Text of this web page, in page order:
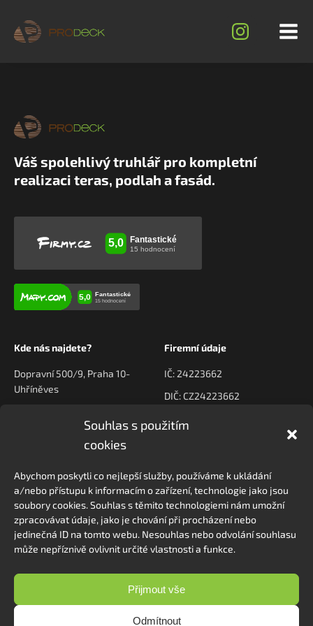
Souhlas s použitím
cookies
Abychom poskytli co nejlepší služby, používáme k ukládání
a/nebo přístupu k informacím o zařízení, technologie jako jsou
soubory cookies. Souhlas s těmito technologiemi nám umožní
zpracovávat údaje, jako je chování při procházení nebo
jedinečná ID na tomto webu. Nesouhlas nebo odvolání souhlasu
může nepříznivě ovlivnit určité vlastnosti a funkce.
Přijmout vše
Odmítnout
Váš spolehlivý truhlář pro kompletní
realizaci teras, podlah a fasád.
Kde nás najdete?
Dopravní 500/9, Praha 10-
Uhříněves
Firemní údaje
IČ: 24223662
DIČ: CZ24223662
Kontaktujte nás
+420 778 222 800
Navigace
O nás
Kontakt